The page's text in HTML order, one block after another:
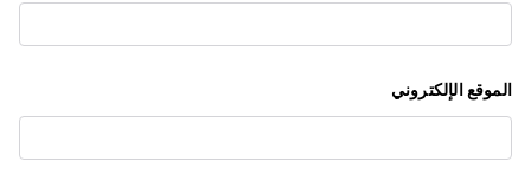
الموقع الإلكتروني